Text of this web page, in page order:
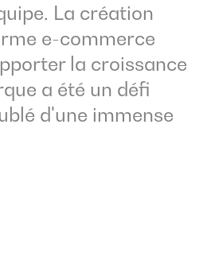
La création
e-commerce
la croissance
a été un défi
d'une immense